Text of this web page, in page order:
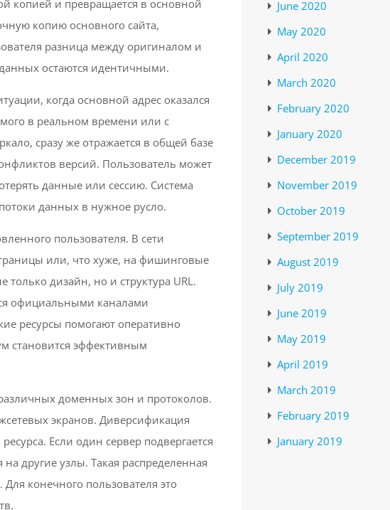
копией и превращается в основной
копию основного сайта,
разница между оригиналом и
остаются идентичными.
когда основной адрес оказался
в реальном времени или с
сразу же отражается в общей базе
версий. Пользователь может
данные или сессию. Система
данных в нужное русло.
пользователя. В сети
или, что хуже, на фишинговые
только дизайн, но и структура URL.
официальными каналами
ресурсы помогают оперативно
становится эффективным
доменных зон и протоколов.
экранов. Диверсификация
Если один сервер подвергается
другие узлы. Такая распределенная
конечного пользователя это
June 2020
May 2020
April 2020
March 2020
February 2020
January 2020
December 2019
November 2019
October 2019
September 2019
August 2019
July 2019
June 2019
May 2019
April 2019
March 2019
February 2019
January 2019